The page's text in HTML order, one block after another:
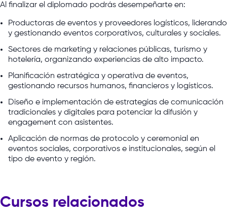
Al finalizar el diplomado podrás desempeñarte en:
Productoras de eventos y proveedores logísticos, liderando
y gestionando eventos corporativos, culturales y sociales.
Sectores de marketing y relaciones públicas, turismo y
hotelería, organizando experiencias de alto impacto.
Planificación estratégica y operativa de eventos,
gestionando recursos humanos, financieros y logísticos.
Diseño e implementación de estrategias de comunicación
tradicionales y digitales para potenciar la difusión y
engagement con asistentes.
Aplicación de normas de protocolo y ceremonial en
eventos sociales, corporativos e institucionales, según el
tipo de evento y región.
Cursos relacionados